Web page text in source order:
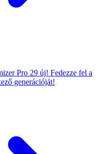
Pro 29 új! Fedezze fel a
generációját!